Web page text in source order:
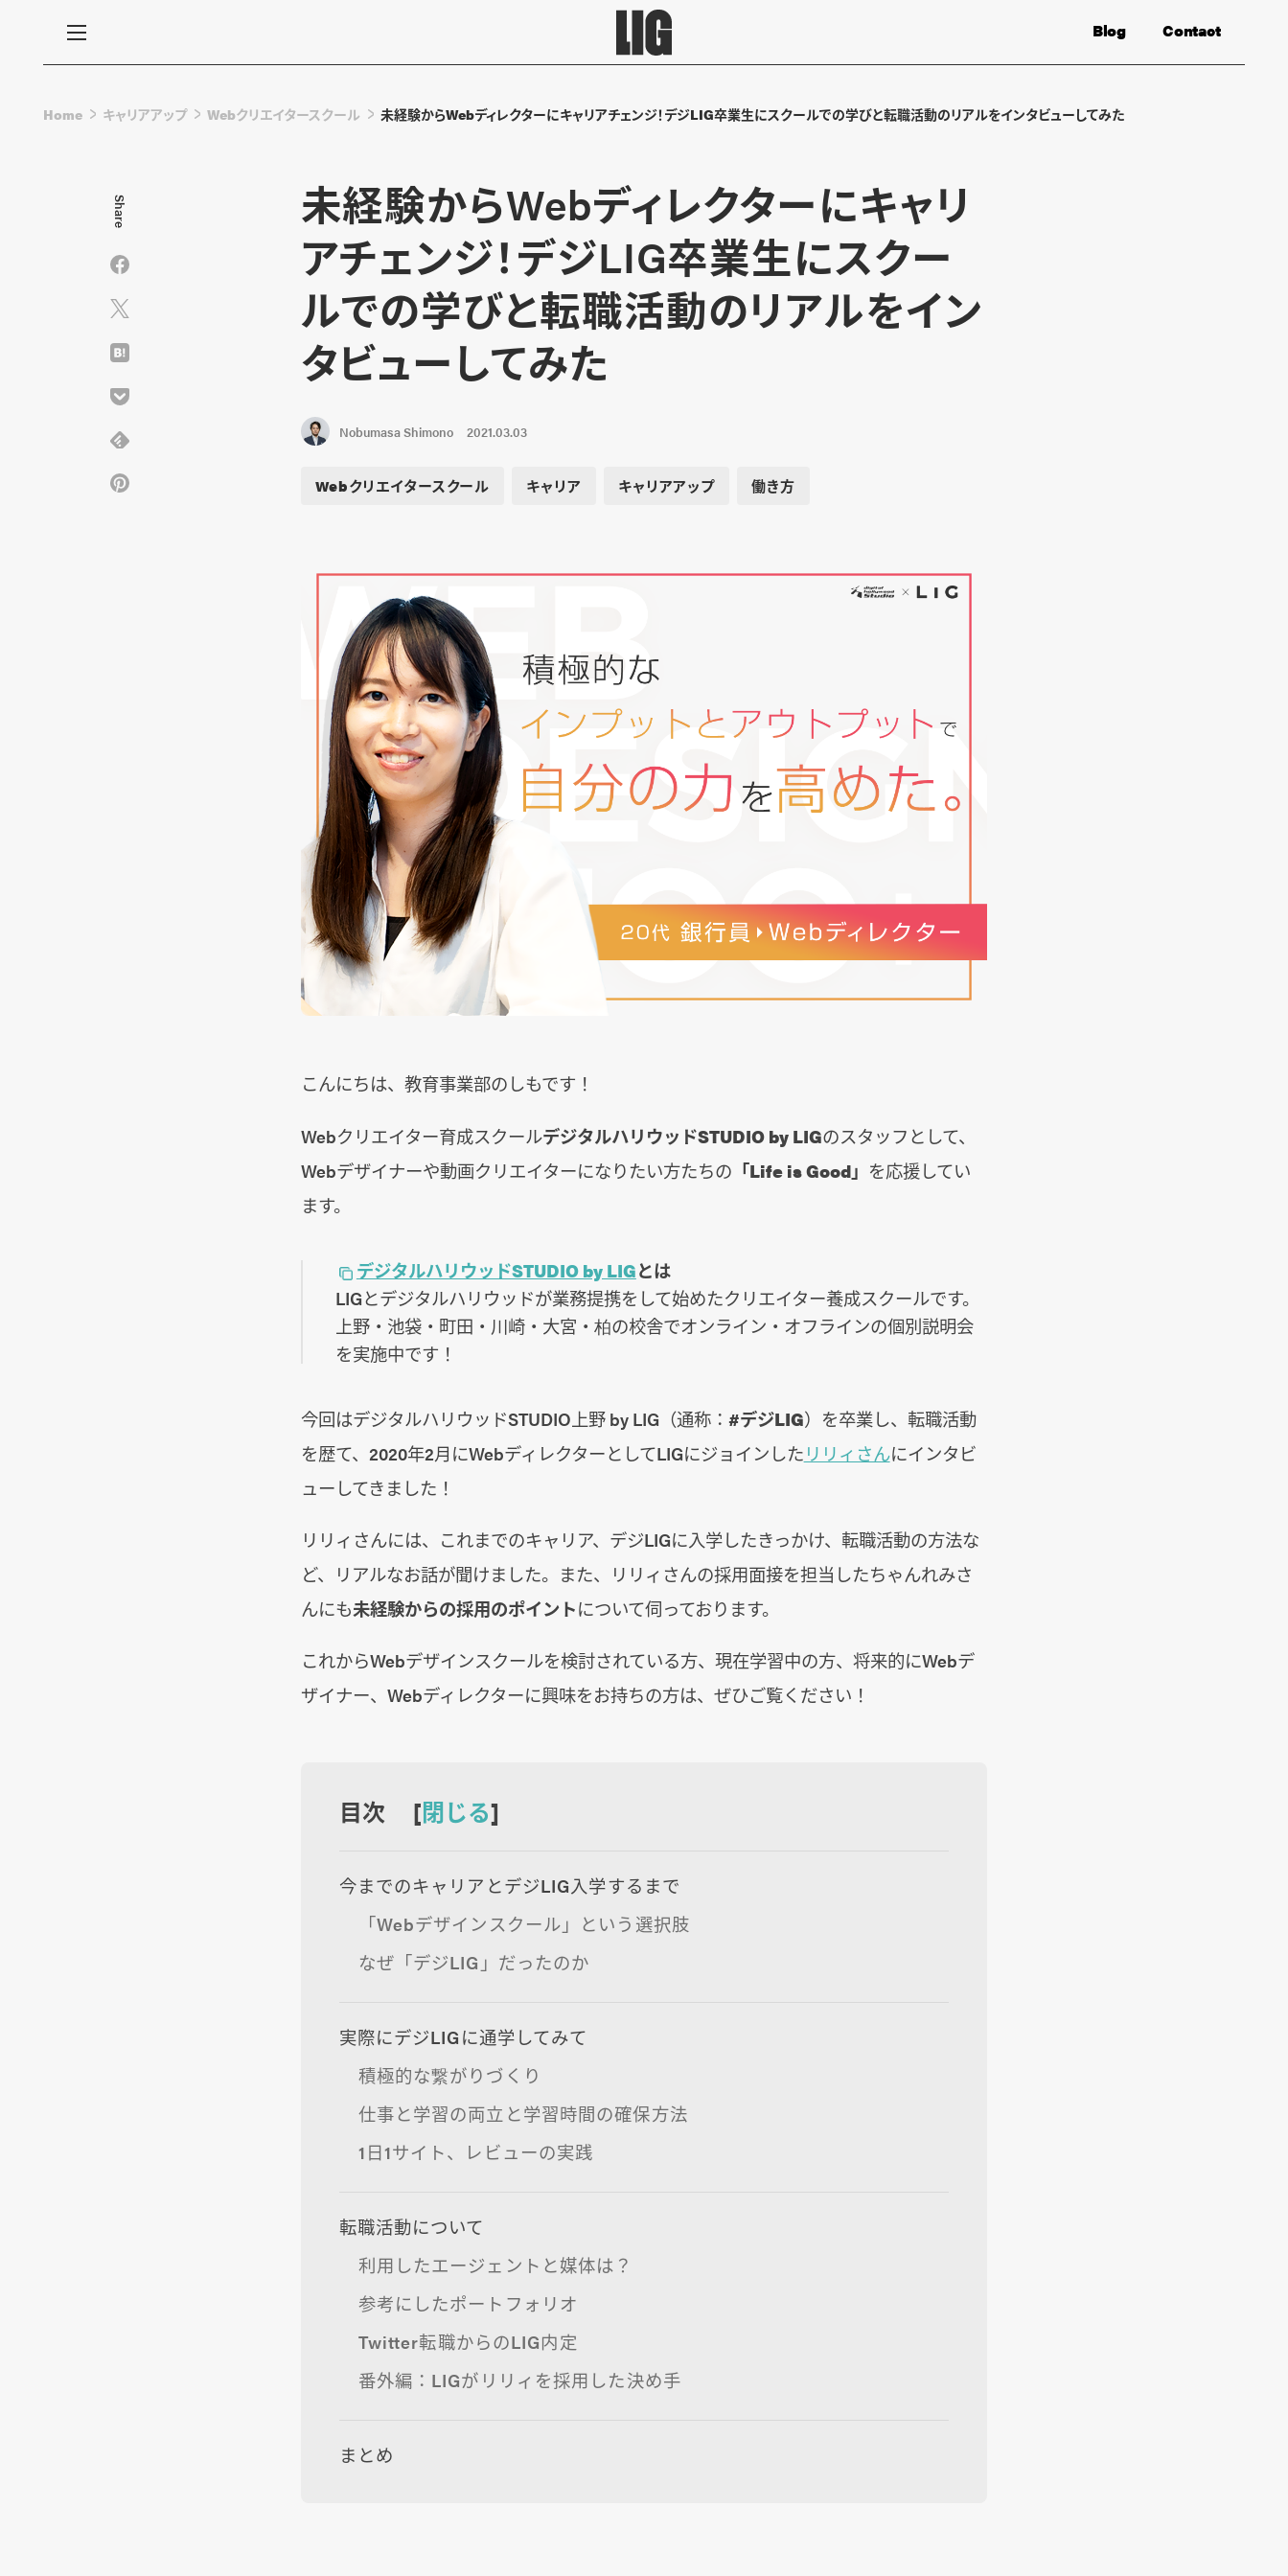
Contact
Blog
Home キャリアアップ Webクリエイタースクール 未経験からWebディレクターにキャリアチェンジ！デジLIG卒業生にスクールでの学びと転職活動のリアルをインタビューしてみた
未経験からWebディレクターにキャリ
アチェンジ！デジLIG卒業生にスクー
ルでの学びと転職活動のリアルをイン
タビューしてみた
Nobumasa Shimono 2021.03.03
Webクリエイタースクール キャリア キャリアアップ 働き方
こんにちは、教育事業部のしもです！
Webクリエイター育成スクールデジタルハリウッドSTUDIO by LIGのスタッフとして、
Webデザイナーや動画クリエイターになりたい方たちの 「Life is Good」 を応援してい
ます。
デジタルハリウッドSTUDIO by LIGとは
LIGとデジタルハリウッドが業務提携をして始めたクリエイター養成スクールです。
上野・池袋・町田・川崎・大宮・柏の校舎でオンライン・オフラインの個別説明会
を実施中です！
今回はデジタルハリウッドSTUDIO上野 by LIG（通称： #デジLIG）を卒業し、転職活動
を歴て、2020年2月にWebディレクターとしてLIGにジョインしたリリィさんにインタビ
ューしてきました！
リリィさんには、これまでのキャリア、デジLIGに入学したきっかけ、転職活動の方法な
ど、リアルなお話が聞けました。また、リリィさんの採用面接を担当したちゃんれみさ
んにも未経験からの採用のポイントについて伺っております。
これからWebデザインスクールを検討されている方、現在学習中の方、将来的にWebデ
ザイナー、Webディレクターに興味をお持ちの方は、ぜひご覧ください！
目次 [閉じる]
今までのキャリアとデジLIG入学するまで
「Webデザインスクール」という選択肢
なぜ「デジLIG」だったのか
実際にデジLIGに通学してみて
積極的な繋がりづくり
仕事と学習の両立と学習時間の確保方法
1日1サイト、レビューの実践
転職活動について
利用したエージェントと媒体は？
参考にしたポートフォリオ
Twitter転職からのLIG内定
番外編：LIGがリリィを採用した決め手
まとめ
Share